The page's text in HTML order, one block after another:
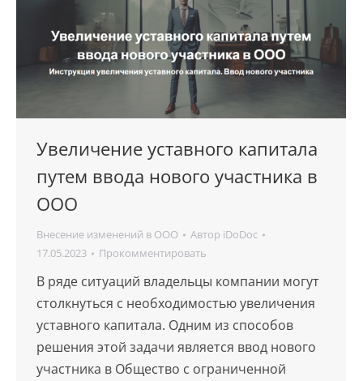
Увеличение уставного капитала
путем ввода нового участника в
ООО
Внесение изменений в ООО Автор iDoDoc
17.05.2023
Прокомментировать
В ряде ситуаций владельцы компании могут
столкнуться с необходимостью увеличения
уставного капитала. Одним из способов
решения этой задачи является ввод нового
участника в Общество с ограниченной